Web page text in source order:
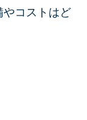
コストはど